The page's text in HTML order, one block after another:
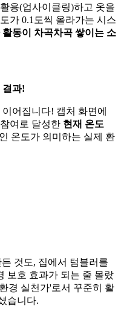
용(업사이클링)하고 옷을
가 0.1도씩 올라가는 시스
동이 차곡차곡 쌓이는 소
결과!
어집니다! 캡처 화면에
여로 달성한 현재 온도
온도가 의미하는 실제 환
것도, 집에서 텀블러를
보호 효과가 되는 줄 몰랐
경 실천가'로서 꾸준히 활
습니다.